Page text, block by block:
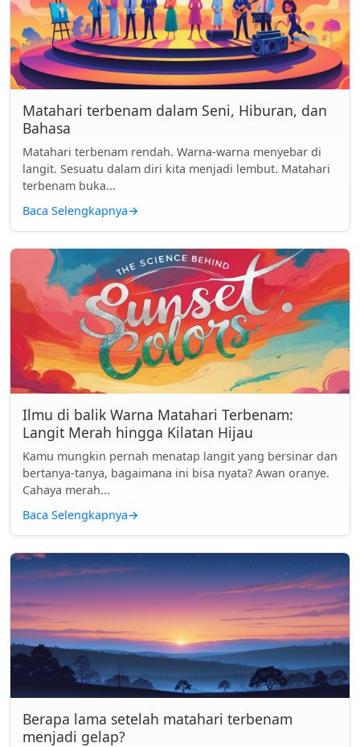
Matahari terbenam dalam Seni, Hiburan, dan
Bahasa
Matahari terbenam rendah. Warna-warna menyebar di
langit. Sesuatu dalam diri kita menjadi lembut. Matahari
terbenam buka...
Baca Selengkapnya→
Ilmu di balik Warna Matahari Terbenam:
Langit Merah hingga Kilatan Hijau
Kamu mungkin pernah menatap langit yang bersinar dan
bertanya-tanya, bagaimana ini bisa nyata? Awan oranye.
Cahaya merah...
Baca Selengkapnya→
Berapa lama setelah matahari terbenam
menjadi gelap?